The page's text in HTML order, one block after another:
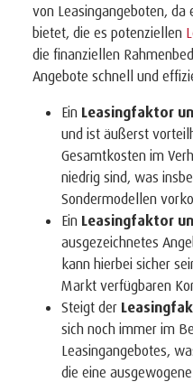
von Leasingangeboten, da
bietet, die es potenziellen
die finanziellen
Angebote schnell und
Ein Leasingfaktor
und ist äußerst
Gesamtkosten im
niedrig sind, was
Sondermodellen
Ein Leasingfaktor
ausgezeichnetes
kann hierbei sicher
Markt verfügbaren
Steigt der
sich noch immer im
Leasingangebotes,
die eine